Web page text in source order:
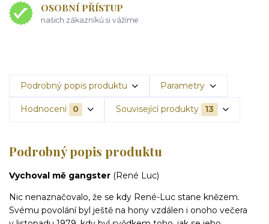
OSOBNÍ PŘÍSTUP
našich zákazníků si vážíme
Podrobný popis produktu Parametry
Hodnocení 0 Související produkty 13
Podrobný popis produktu
Vychoval mě gangster (René Luc)
Nic nenaznačovalo, že se kdy René-Luc stane knězem.
Svému povolání byl ještě na hony vzdálen i onoho večera